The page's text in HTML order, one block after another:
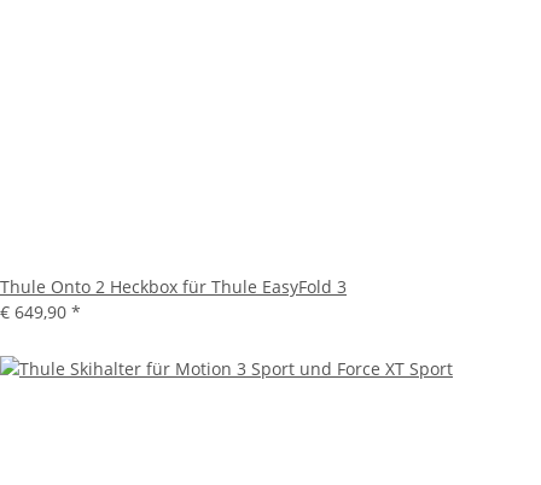
Thule Onto 2 Heckbox für Thule EasyFold 3
€ 649,90 *